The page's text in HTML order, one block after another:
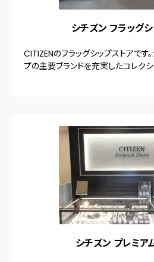
シチズン フラッグ
CITIZENのフラッグシップストアです
プの主要ブランドを充実したコレクシ
シチズン プレミア